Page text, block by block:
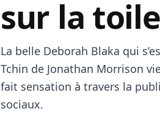
sur la
La belle Deborah Blaka qui
Tchin de Jonathan Morrison
fait sensation à travers la
sociaux.